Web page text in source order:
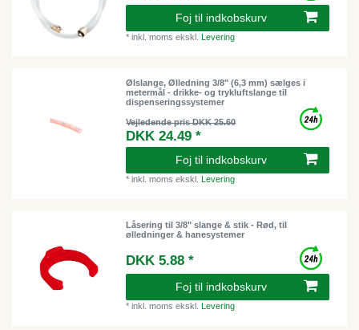
Foj til indkobskurv
*inkl. moms ekskl.Levering
Ølslange, Ølledning 3/8" (6,3 mm) sælges i
metermål - drikke- og trykluftslange til
dispenseringssystemer
Vejledende pris DKK 25.60
DKK 24.49 *
Foj til indkobskurv
*inkl. moms ekskl. Levering
Låsering til 3/8" slange & stik - Rød, til
ølledninger & hanesystemer
DKK 5.88 *
Foj til indkobskurv
*inkl. moms ekskl.Levering